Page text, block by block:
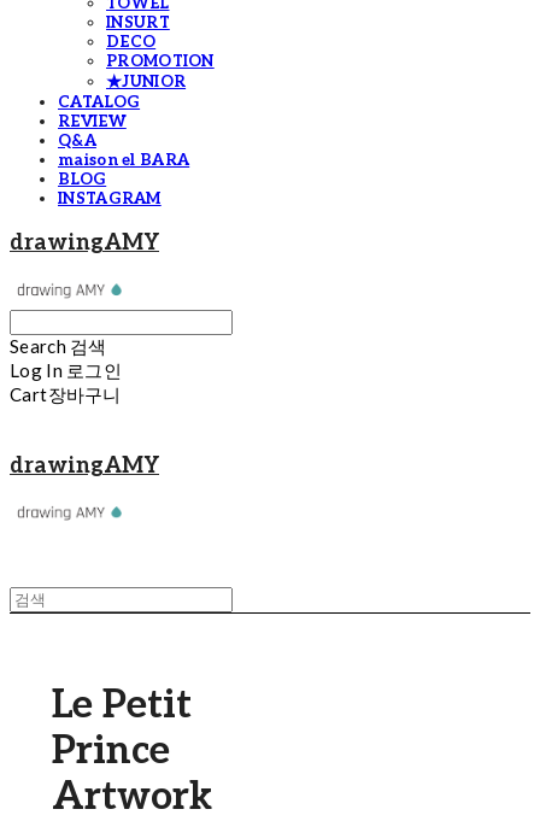
INSURT
DECO
PROMOTION
★JUNIOR
CATALOG
REVIEW
Q&A
maison el BARA
BLOG
INSTAGRAM
drawingAMY
Search 검색
Log In 로그인
Cart장바구니
drawingAMY
Le Petit
Prince
Artwork